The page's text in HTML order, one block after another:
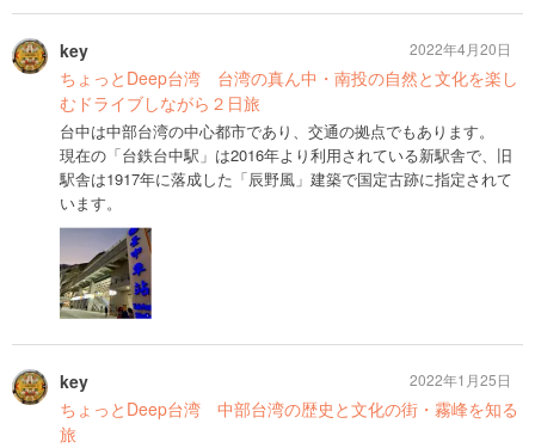
key
ちょっとDeep台湾 台湾の真ん中・南投の自然と文化を楽し
むドライブしながら２日旅
台中は中部台湾の中心都市であり、交通の拠点でもあります。
現在の「台鉄台中駅」は2016年より利用されている新駅舎で、旧
駅舎は1917年に落成した「辰野風」建築で国定古跡に指定されて
います。
2022年4月20日
key
ちょっとDeep台湾 中部台湾の歴史と文化の街・霧峰を知る
旅
2022年1月25日